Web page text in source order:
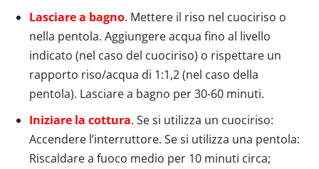
Lasciare a bagno. Mettere il riso nel cuociriso o
nella pentola. Aggiungere acqua fino al livello
indicato (nel caso del cuociriso) o rispettare un
rapporto riso/acqua di 1:1,2 (nel caso della
pentola). Lasciare a bagno per 30-60 minuti.
Iniziare la cottura. Se si utilizza un cuociriso:
Accendere l’interruttore. Se si utilizza una pentola:
Riscaldare a fuoco medio per 10 minuti circa;